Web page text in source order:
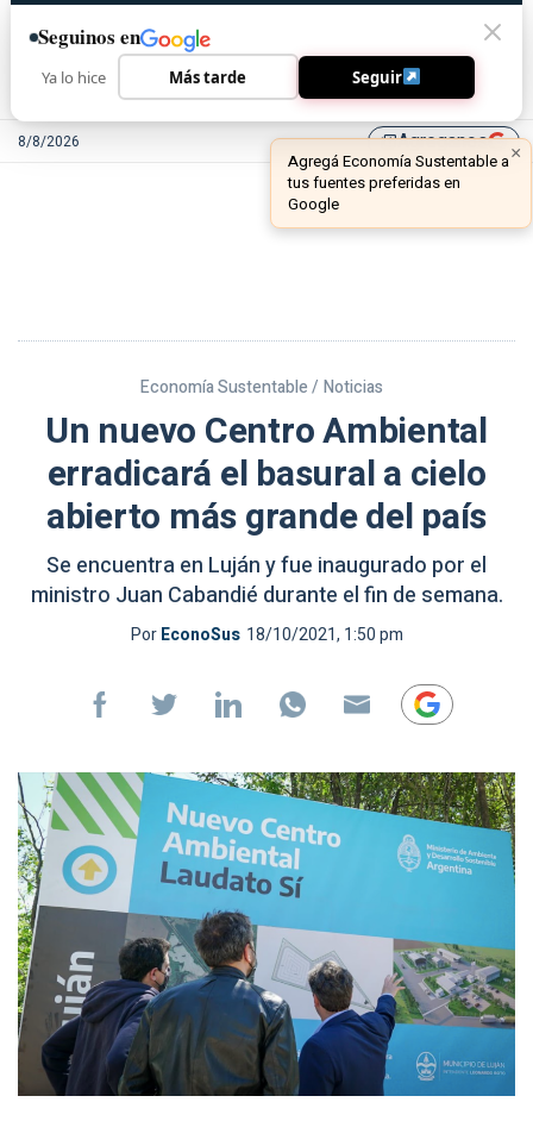
8/8/2026 library_addAgreganos
Economía Sustentable / Noticias
Un nuevo Centro Ambiental
erradicará el basural a cielo
abierto más grande del país
Se encuentra en Luján y fue inaugurado por el
ministro Juan Cabandié durante el fin de semana.
PorEconoSus 18/10/2021, 1:50 pm
Seguinos en
Ya lo hice Más tarde Seguir